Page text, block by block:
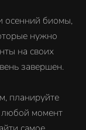
осенний биомы,
нужно
на своих
завершен.
планируйте
любой момент